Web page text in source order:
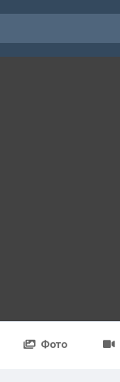
Фото